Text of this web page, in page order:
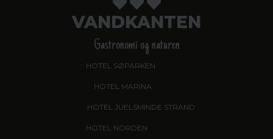
VANDKANTEN
Gastronomi og naturen
HOTEL SØPARKEN
HOTEL MARINA
HOTEL JUELSMINDE STRAND
HOTEL NORDEN